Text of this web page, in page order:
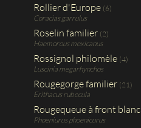
Rollier d'Europe (6)
Coracias garrulus
Roselin familier (2)
Haemorous mexicanus
Rossignol philomèle (4)
Luscinia megarhynchos
Rougegorge familier (21)
Erithacus rubecula
Rougequeue à front blanc
Phoeniurus phoenicurus